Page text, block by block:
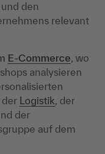
den
relevant
E-Commerce, wo
analysieren
der Logistik, der
der
auf dem